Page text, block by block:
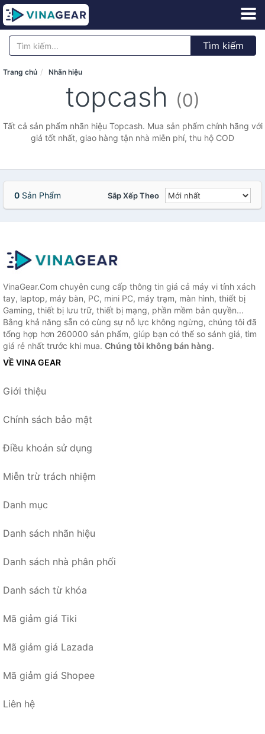
Tìm kiếm
Trang chủ Nhãn hiệu
topcash (0)
Tất cả sản phẩm nhãn hiệu Topcash. Mua sản phẩm chính hãng với
giá tốt nhất, giao hàng tận nhà miễn phí, thu hộ COD
0 Sản Phẩm Sắp Xếp Theo
VinaGear.Com chuyên cung cấp thông tin giá cả máy vi tính xách
tay, laptop, máy bàn, PC, mini PC, máy trạm, màn hình, thiết bị
Gaming, thiết bị lưu trữ, thiết bị mạng, phần mềm bản quyền...
Bằng khả năng sẵn có cùng sự nỗ lực không ngừng, chúng tôi đã
tổng hợp hơn 260000 sản phẩm, giúp bạn có thể so sánh giá, tìm
giá rẻ nhất trước khi mua. Chúng tôi không bán hàng.
VỀ VINA GEAR
Giới thiệu
Chính sách bảo mật
Điều khoản sử dụng
Miễn trừ trách nhiệm
Danh mục
Danh sách nhãn hiệu
Danh sách nhà phân phối
Danh sách từ khóa
Mã giảm giá Tiki
Mã giảm giá Lazada
Mã giảm giá Shopee
Liên hệ